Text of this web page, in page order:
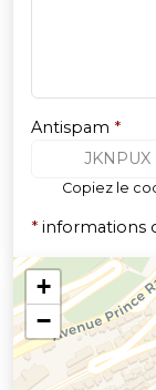
Antispam *
JKNPUX
Copiez le
* informations